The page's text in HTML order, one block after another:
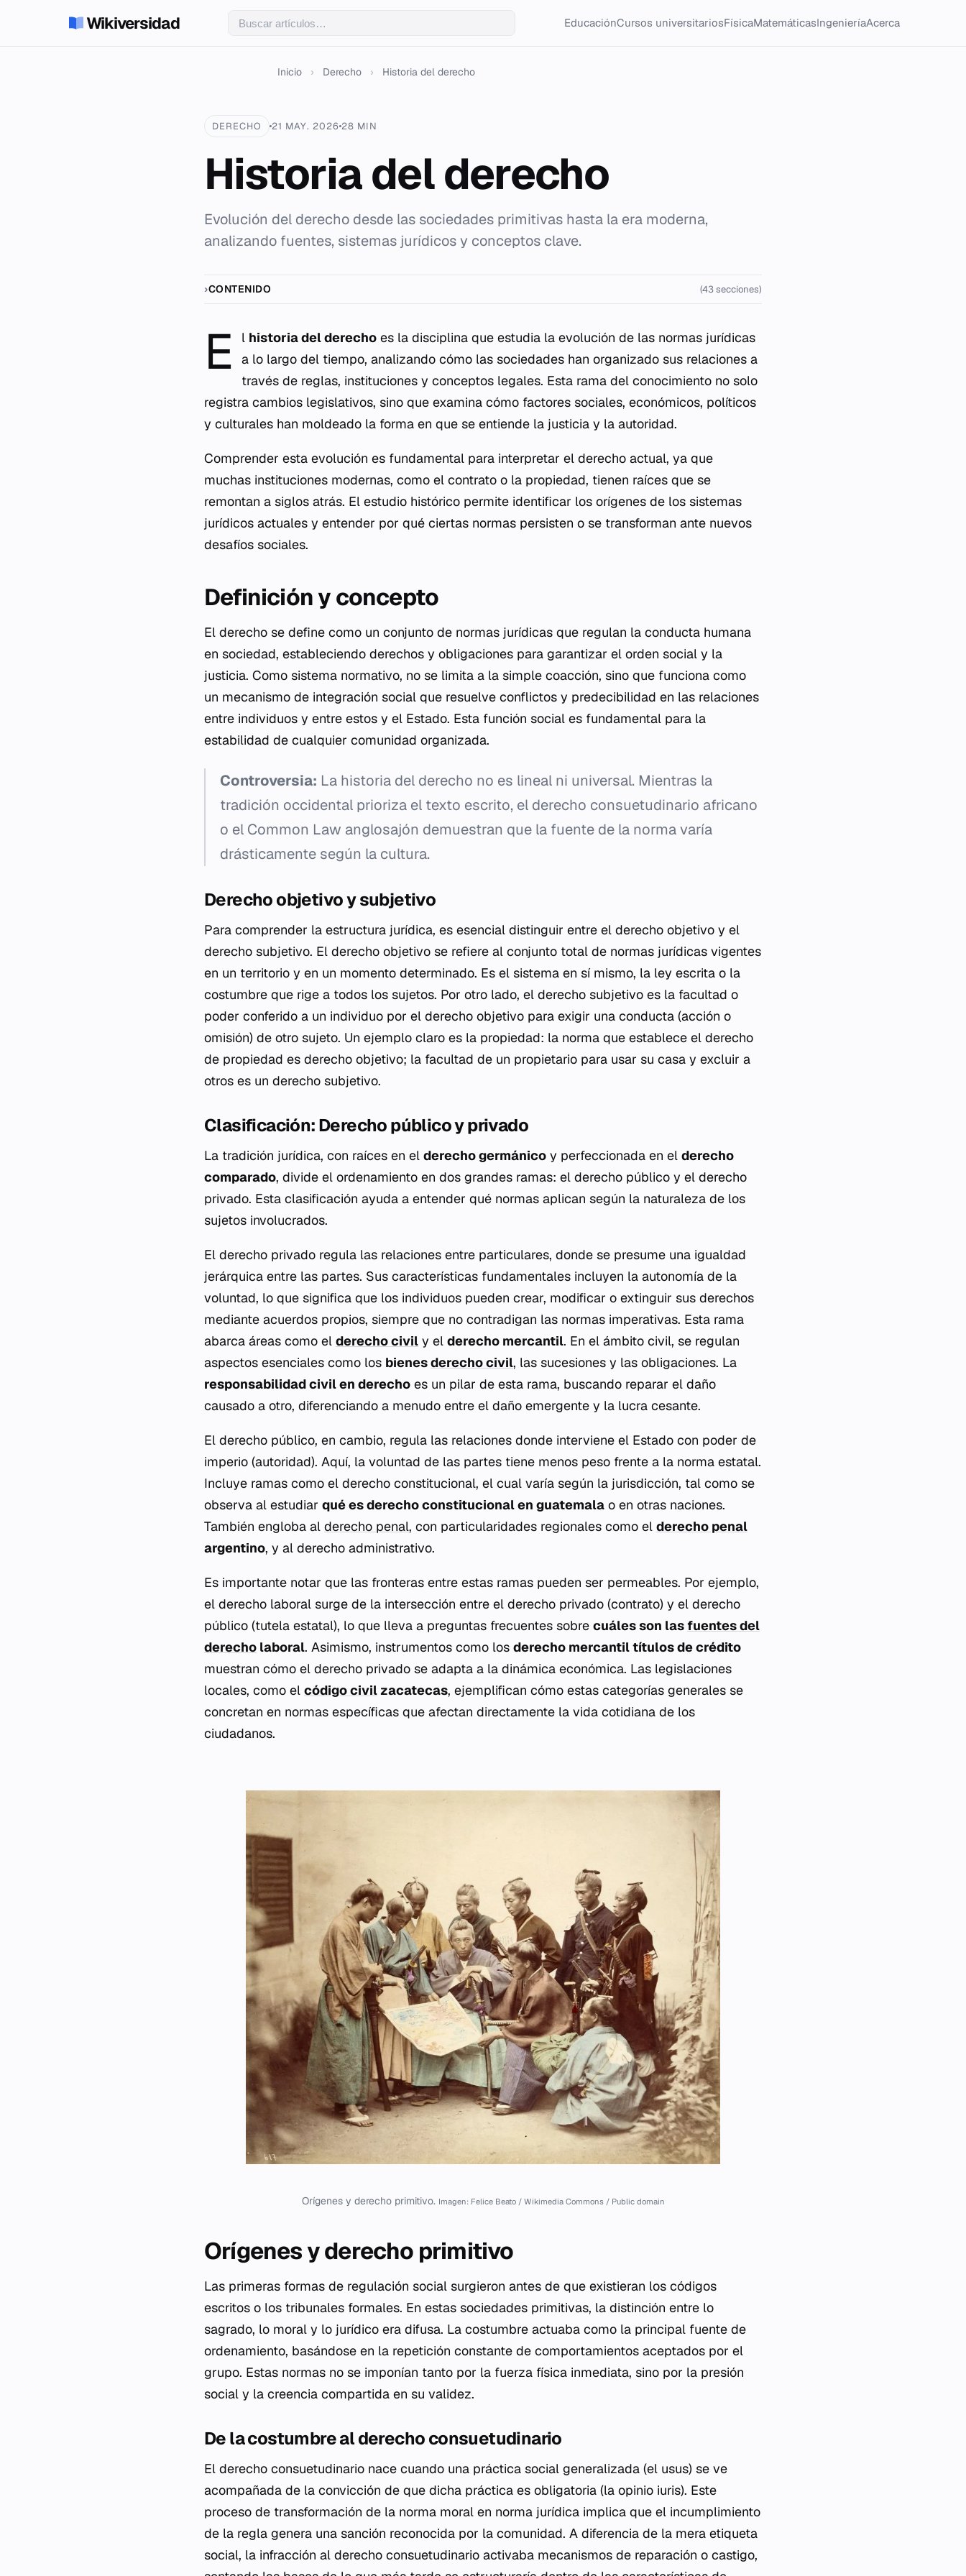
Wikiversidad EducaciónCursos universitariosFísicaMatemáticasIngenieríaAcerca
Inicio › Derecho › Historia del derecho
DERECHO 21 MAY. 2026 28 MIN
Historia del derecho
Evolución del derecho desde las sociedades primitivas hasta la era moderna,
analizando fuentes, sistemas jurídicos y conceptos clave.
CONTENIDO (43 secciones)
E l historia del derecho es la disciplina que estudia la evolución de las normas jurídicas
a lo largo del tiempo, analizando cómo las sociedades han organizado sus relaciones a
través de reglas, instituciones y conceptos legales. Esta rama del conocimiento no solo
registra cambios legislativos, sino que examina cómo factores sociales, económicos, políticos
y culturales han moldeado la forma en que se entiende la justicia y la autoridad.
Comprender esta evolución es fundamental para interpretar el derecho actual, ya que
muchas instituciones modernas, como el contrato o la propiedad, tienen raíces que se
remontan a siglos atrás. El estudio histórico permite identificar los orígenes de los sistemas
jurídicos actuales y entender por qué ciertas normas persisten o se transforman ante nuevos
desafíos sociales.
Definición y concepto
El derecho se define como un conjunto de normas jurídicas que regulan la conducta humana
en sociedad, estableciendo derechos y obligaciones para garantizar el orden social y la
justicia. Como sistema normativo, no se limita a la simple coacción, sino que funciona como
un mecanismo de integración social que resuelve conflictos y predecibilidad en las relaciones
entre individuos y entre estos y el Estado. Esta función social es fundamental para la
estabilidad de cualquier comunidad organizada.
Controversia: La historia del derecho no es lineal ni universal. Mientras la
tradición occidental prioriza el texto escrito, el derecho consuetudinario africano
o el Common Law anglosajón demuestran que la fuente de la norma varía
drásticamente según la cultura.
Derecho objetivo y subjetivo
Para comprender la estructura jurídica, es esencial distinguir entre el derecho objetivo y el
derecho subjetivo. El derecho objetivo se refiere al conjunto total de normas jurídicas vigentes
en un territorio y en un momento determinado. Es el sistema en sí mismo, la ley escrita o la
costumbre que rige a todos los sujetos. Por otro lado, el derecho subjetivo es la facultad o
poder conferido a un individuo por el derecho objetivo para exigir una conducta (acción o
omisión) de otro sujeto. Un ejemplo claro es la propiedad: la norma que establece el derecho
de propiedad es derecho objetivo; la facultad de un propietario para usar su casa y excluir a
otros es un derecho subjetivo.
Clasificación: Derecho público y privado
La tradición jurídica, con raíces en el derecho germánico y perfeccionada en el derecho
comparado, divide el ordenamiento en dos grandes ramas: el derecho público y el derecho
privado. Esta clasificación ayuda a entender qué normas aplican según la naturaleza de los
sujetos involucrados.
El derecho privado regula las relaciones entre particulares, donde se presume una igualdad
jerárquica entre las partes. Sus características fundamentales incluyen la autonomía de la
voluntad, lo que significa que los individuos pueden crear, modificar o extinguir sus derechos
mediante acuerdos propios, siempre que no contradigan las normas imperativas. Esta rama
abarca áreas como el derecho civil y el derecho mercantil. En el ámbito civil, se regulan
aspectos esenciales como los bienesderecho civil, las sucesiones y las obligaciones. La
responsabilidad civil en derecho es un pilar de esta rama, buscando reparar el daño
causado a otro, diferenciando a menudo entre el daño emergente y la lucra cesante.
El derecho público, en cambio, regula las relaciones donde interviene el Estado con poder de
imperio (autoridad). Aquí, la voluntad de las partes tiene menos peso frente a la norma estatal.
Incluye ramas como el derecho constitucional, el cual varía según la jurisdicción, tal como se
observa al estudiar qué es derecho constitucional en guatemala o en otras naciones.
También engloba al derecho penal, con particularidades regionales como el derecho penal
argentino, y al derecho administrativo.
Es importante notar que las fronteras entre estas ramas pueden ser permeables. Por ejemplo,
el derecho laboral surge de la intersección entre el derecho privado (contrato) y el derecho
público (tutela estatal), lo que lleva a preguntas frecuentes sobre cuáles son lasfuentes del
derecho laboral. Asimismo, instrumentos como los derecho mercantil títulos de crédito
muestran cómo el derecho privado se adapta a la dinámica económica. Las legislaciones
locales, como el código civilzacatecas, ejemplifican cómo estas categorías generales se
concretan en normas específicas que afectan directamente la vida cotidiana de los
ciudadanos.
Orígenes y derecho primitivo. Imagen: Felice Beato / Wikimedia Commons / Public domain
Orígenes y derecho primitivo
Las primeras formas de regulación social surgieron antes de que existieran los códigos
escritos o los tribunales formales. En estas sociedades primitivas, la distinción entre lo
sagrado, lo moral y lo jurídico era difusa. La costumbre actuaba como la principal fuente de
ordenamiento, basándose en la repetición constante de comportamientos aceptados por el
grupo. Estas normas no se imponían tanto por la fuerza física inmediata, sino por la presión
social y la creencia compartida en su validez.
De la costumbre al derecho consuetudinario
El derecho consuetudinario nace cuando una práctica social generalizada (el usus) se ve
acompañada de la convicción de que dicha práctica es obligatoria (la opinio iuris). Este
proceso de transformación de la norma moral en norma jurídica implica que el incumplimiento
de la regla genera una sanción reconocida por la comunidad. A diferencia de la mera etiqueta
social, la infracción al derecho consuetudinario activaba mecanismos de reparación o castigo,